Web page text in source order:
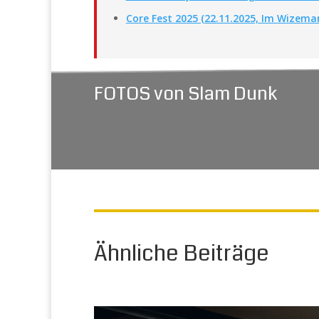
Core Fest 2025 (22.11.2025, Im
FOTOS von Slam Dunk
Ähnliche Beiträge